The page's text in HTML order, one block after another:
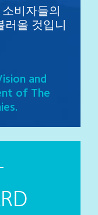
비자들의
올 것입니
and
of The